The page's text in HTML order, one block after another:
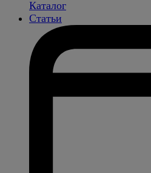
Каталог
Статьи